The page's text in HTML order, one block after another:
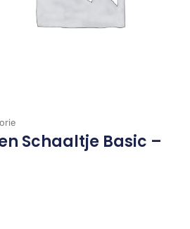
Schaaltje Basic –